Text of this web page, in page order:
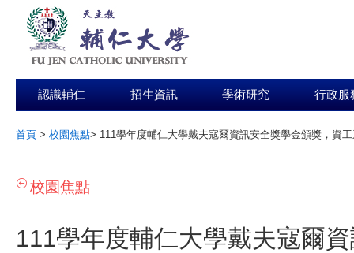
認識輔仁 招生資訊 學術研究 行政服
首頁 > 校園焦點> 111學年度輔仁大學戴夫寇爾資訊安全獎學金頒獎，資
校園焦點
111學年度輔仁大學戴夫寇爾